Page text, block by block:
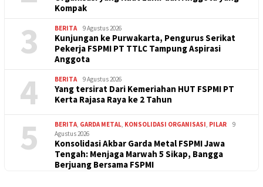
Kompak
3 BERITA 9 Agustus 2026
Kunjungan ke Purwakarta, Pengurus Serikat
Pekerja FSPMI PT TTLC Tampung Aspirasi
Anggota
4 BERITA 9 Agustus 2026
Yang tersirat Dari Kemeriahan HUT FSPMI PT
Kerta Rajasa Raya ke 2 Tahun
5 BERITA GARDA METAL KONSOLIDASI ORGANISASI PILAR
9
Agustus 2026
Konsolidasi Akbar Garda Metal FSPMI Jawa
Tengah: Menjaga Marwah 5 Sikap, Bangga
Berjuang Bersama FSPMI